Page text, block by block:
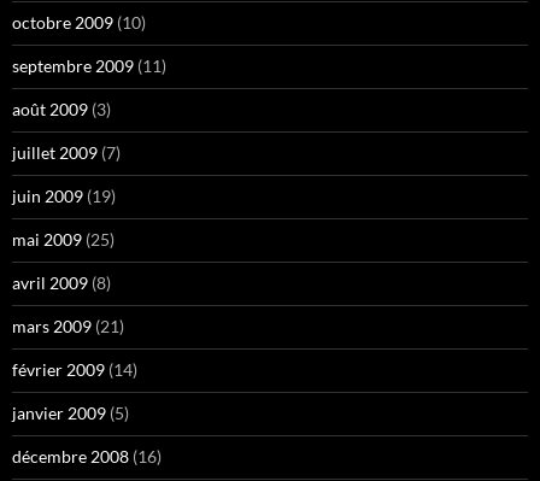
octobre 2009 (10)
septembre 2009 (11)
août 2009 (3)
juillet 2009 (7)
juin 2009 (19)
mai 2009 (25)
avril 2009 (8)
mars 2009 (21)
février 2009 (14)
janvier 2009 (5)
décembre 2008 (16)